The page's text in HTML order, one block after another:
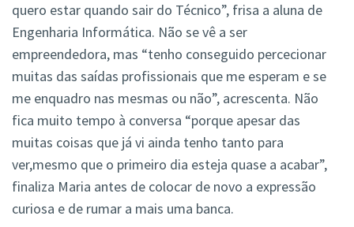
quero estar quando sair do Técnico”, frisa a aluna de
Engenharia Informática. Não se vê a ser
empreendedora, mas “tenho conseguido percecionar
muitas das saídas profissionais que me esperam e se
me enquadro nas mesmas ou não”, acrescenta. Não
fica muito tempo à conversa “porque apesar das
muitas coisas que já vi ainda tenho tanto para
ver,mesmo que o primeiro dia esteja quase a acabar”,
finaliza Maria antes de colocar de novo a expressão
curiosa e de rumar a mais uma banca.